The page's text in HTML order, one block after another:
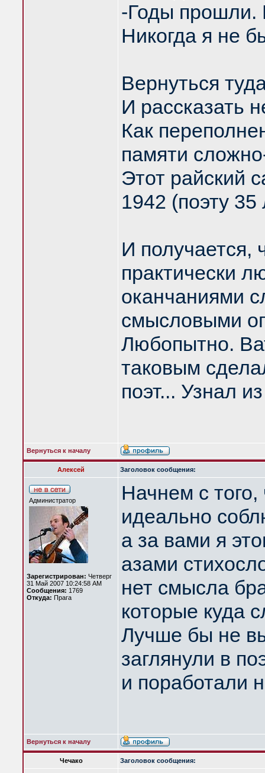
-Годы прошли.
Никогда я не
Вернуться
И рассказать
Как
памяти
Этот райский
1942 (поэту 35
И получается,
практически
оканчаниями
смысловыми
Любопытно.
таковым
поэт... Узнал
Вернуться к началу
Алексей Заголовок сообщения:
Администратор
Зарегистрирован: Четверг
31 Май 2007 10:24:58 AM
Сообщения: 1769
Откуда: Прага
Начнем с
идеально
а за вами я
азами
нет смысла
которые куда
Лучше бы не
заглянули в
и поработали
Вернуться к началу
Чечако Заголовок сообщения: